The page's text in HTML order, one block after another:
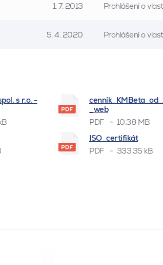
1. 7. 2013 Prohlášení o
5. 4. 2020 Prohlášení o
s r.o. -
_web
PDF
10.38 MB
ISO_certifikát
PDF
333.35 kB